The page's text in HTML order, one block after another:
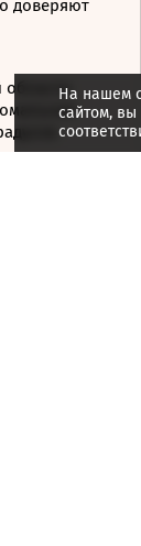
доверяют
На нашем
сайтом, вы